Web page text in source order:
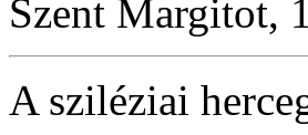
Szent Margitot,
A sziléziai